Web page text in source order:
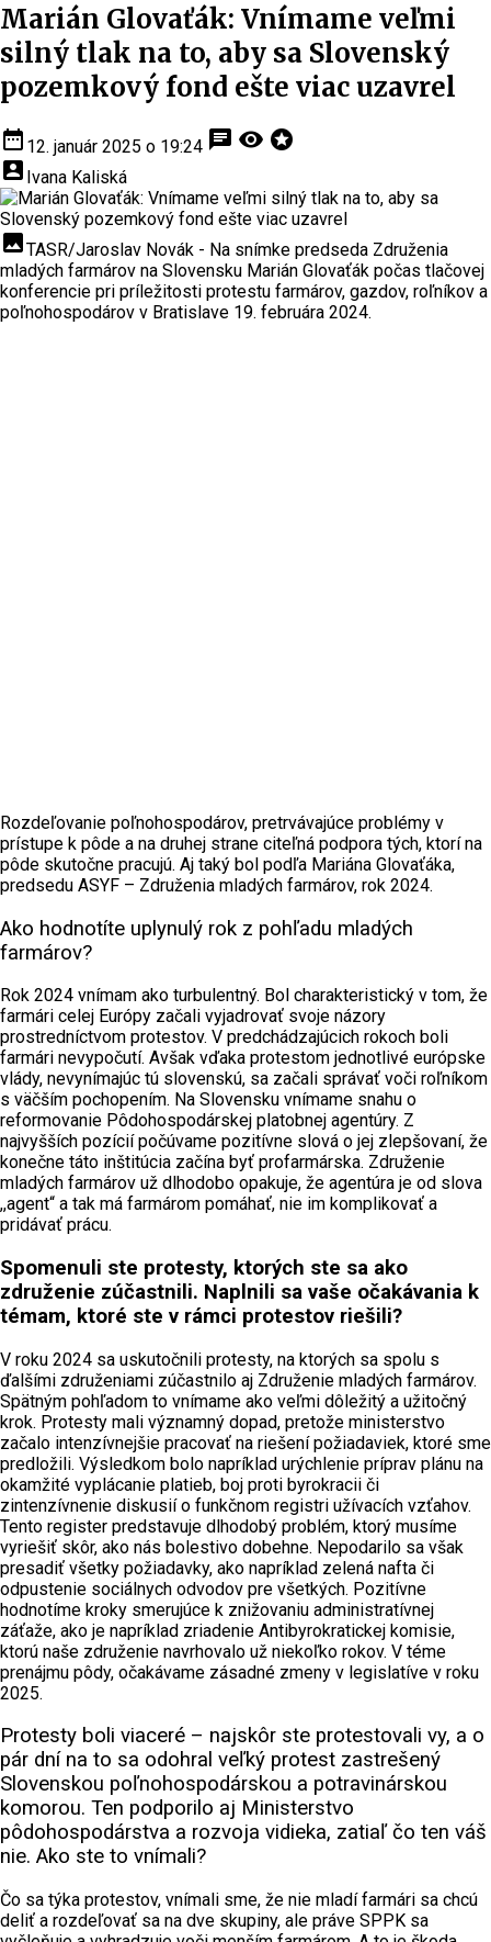
Marián Glovaťák: Vnímame veľmi
silný tlak na to, aby sa Slovenský
pozemkový fond ešte viac uzavrel
date_range 12. január 2025 o 19:24 chat visibility stars
account_box Ivana Kaliská
insert_photoTASR/Jaroslav Novák - Na snímke predseda Združenia
mladých farmárov na Slovensku Marián Glovaťák počas tlačovej
konferencie pri príležitosti protestu farmárov, gazdov, roľníkov a
poľnohospodárov v Bratislave 19. februára 2024.
Rozdeľovanie poľnohospodárov, pretrvávajúce problémy v
prístupe k pôde a na druhej strane citeľná podpora tých, ktorí na
pôde skutočne pracujú. Aj taký bol podľa Mariána Glovaťáka,
predsedu ASYF – Združenia mladých farmárov, rok 2024.
Ako hodnotíte uplynulý rok z pohľadu mladých
farmárov?
Rok 2024 vnímam ako turbulentný. Bol charakteristický v tom, že
farmári celej Európy začali vyjadrovať svoje názory
prostredníctvom protestov. V predchádzajúcich rokoch boli
farmári nevypočutí. Avšak vďaka protestom jednotlivé európske
vlády, nevynímajúc tú slovenskú, sa začali správať voči roľníkom
s väčším pochopením. Na Slovensku vnímame snahu o
reformovanie Pôdohospodárskej platobnej agentúry. Z
najvyšších pozícií počúvame pozitívne slová o jej zlepšovaní, že
konečne táto inštitúcia začína byť profarmárska. Združenie
mladých farmárov už dlhodobo opakuje, že agentúra je od slova
,,agent“ a tak má farmárom pomáhať, nie im komplikovať a
pridávať prácu.
Spomenuli ste protesty, ktorých ste sa ako
združenie zúčastnili. Naplnili sa vaše očakávania k
témam, ktoré ste v rámci protestov riešili?
V roku 2024 sa uskutočnili protesty, na ktorých sa spolu s
ďalšími združeniami zúčastnilo aj Združenie mladých farmárov.
Spätným pohľadom to vnímame ako veľmi dôležitý a užitočný
krok. Protesty mali významný dopad, pretože ministerstvo
začalo intenzívnejšie pracovať na riešení požiadaviek, ktoré sme
predložili. Výsledkom bolo napríklad urýchlenie príprav plánu na
okamžité vyplácanie platieb, boj proti byrokracii či
zintenzívnenie diskusií o funkčnom registri užívacích vzťahov.
Tento register predstavuje dlhodobý problém, ktorý musíme
vyriešiť skôr, ako nás bolestivo dobehne. Nepodarilo sa však
presadiť všetky požiadavky, ako napríklad zelená nafta či
odpustenie sociálnych odvodov pre všetkých. Pozitívne
hodnotíme kroky smerujúce k znižovaniu administratívnej
záťaže, ako je napríklad zriadenie Antibyrokratickej komisie,
ktorú naše združenie navrhovalo už niekoľko rokov. V téme
prenájmu pôdy, očakávame zásadné zmeny v legislatíve v roku
2025.
Protesty boli viaceré – najskôr ste protestovali vy, a o
pár dní na to sa odohral veľký protest zastrešený
Slovenskou poľnohospodárskou a potravinárskou
komorou. Ten podporilo aj Ministerstvo
pôdohospodárstva a rozvoja vidieka, zatiaľ čo ten váš
nie. Ako ste to vnímali?
Čo sa týka protestov, vnímali sme, že nie mladí farmári sa chcú
deliť a rozdeľovať sa na dve skupiny, ale práve SPPK sa